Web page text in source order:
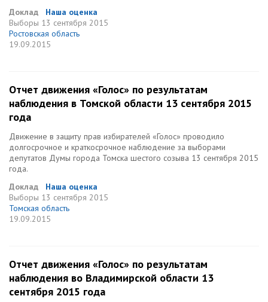
Доклад
Наша оценка
Выборы 13 сентября 2015
Ростовская область
19.09.2015
Отчет движения «Голос» по результатам
наблюдения в Томской области 13 сентября 2015
года
Движение в защиту прав избирателей «Голос» проводило
долгосрочное и краткосрочное наблюдение за выборами
депутатов Думы города Томска шестого созыва 13 сентября 2015
года.
Доклад
Наша оценка
Выборы 13 сентября 2015
Томская область
19.09.2015
Отчет движения «Голос» по результатам
наблюдения во Владимирской области 13
сентября 2015 года